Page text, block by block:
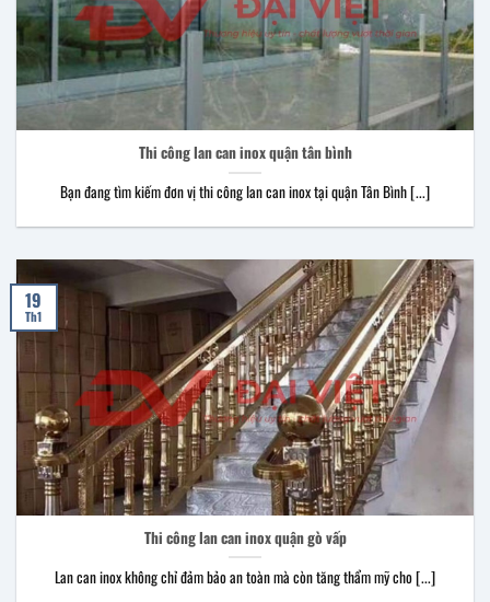
Thi công lan can inox quận tân bình
Bạn đang tìm kiếm đơn vị thi công lan can inox tại quận Tân Bình [...]
Thi công lan can inox quận gò vấp
Lan can inox không chỉ đảm bảo an toàn mà còn tăng thẩm mỹ cho [...]
19
Th1